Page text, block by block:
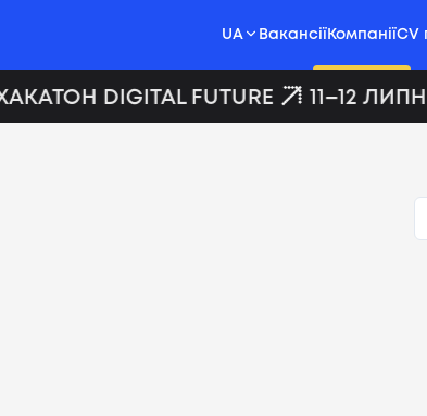
UA Вакансії КомпаніїCV
DIGITAL FUTURE 11–12